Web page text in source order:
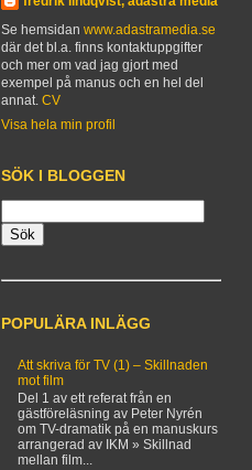
Se hemsidan www.adastramedia.se
där det bl.a. finns kontaktuppgifter
och mer om vad jag gjort med
exempel på manus och en hel del
annat. CV
Visa hela min profil
SÖK I BLOGGEN
POPULÄRA INLÄGG
Att skriva för TV (1) – Skillnaden
mot film
Del 1 av ett referat från en
gästföreläsning av Peter Nyrén
om TV-dramatik på en manuskurs
arrangerad av IKM » Skillnad
mellan film...